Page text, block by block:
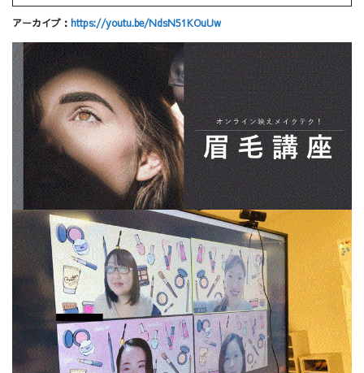
アーカイブ： https://youtu.be/NdsN51KOuUw